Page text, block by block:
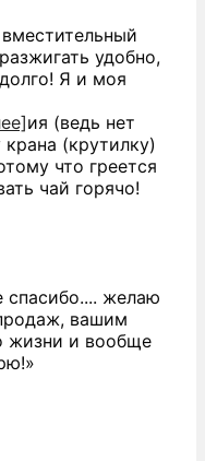
удобно,
Я и моя
ия (ведь нет
(крутилку)
что греется
чай горячо!
желаю
вашим
жизни и вообще